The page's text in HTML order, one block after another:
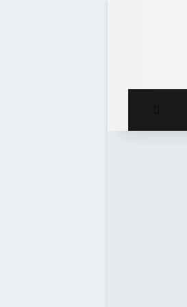
عن